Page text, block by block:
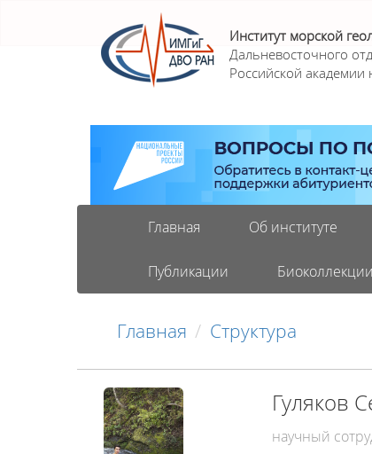
Институт морской
Дальневосточного
Российской академии
Главная Об институте
Публикации Биоколлекции
Главная Структура
Гуляков
научный